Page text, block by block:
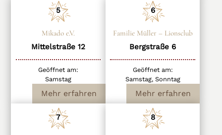
5
Mikado e.V.
Mittelstraße 12
Geöffnet am:
Samstag
Mehr erfahren
6
Familie Müller – Lionsclub
Bergstraße 6
Geöffnet am:
Samstag, Sonntag
Mehr erfahren
7 8